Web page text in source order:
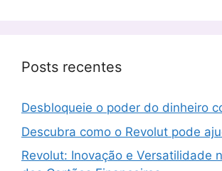
Posts recentes
Desbloqueie o poder do dinheiro
Descubra como o Revolut pode
Revolut: Inovação e Versatilidade